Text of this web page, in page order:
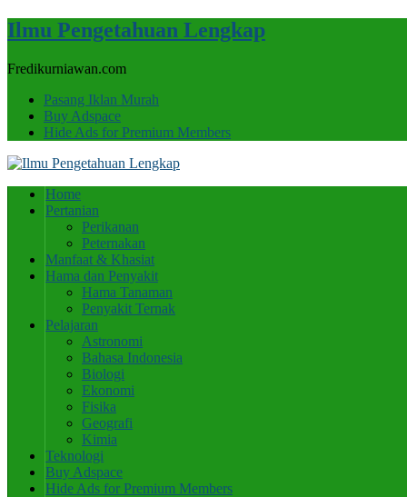
Ilmu Pengetahuan Lengkap
Fredikurniawan.com
Pasang Iklan Murah
Buy Adspace
Hide Ads for Premium Members
Home
Pertanian
Perikanan
Peternakan
Manfaat & Khasiat
Hama dan Penyakit
Hama Tanaman
Penyakit Ternak
Pelajaran
Astronomi
Bahasa Indonesia
Biologi
Ekonomi
Fisika
Geografi
Kimia
Teknologi
Buy Adspace
Hide Ads for Premium Members